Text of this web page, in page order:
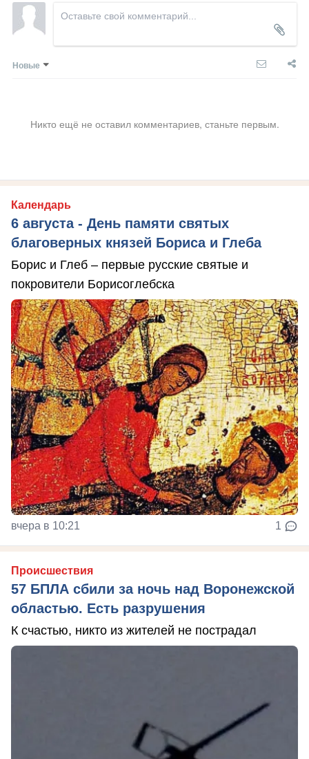
Новые
Никто ещё не оставил комментариев, станьте первым.
Календарь
6 августа - День памяти святых
благоверных князей Бориса и Глеба
Борис и Глеб – первые русские святые и
покровители Борисоглебска
вчера в 10:21 1
Происшествия
57 БПЛА сбили за ночь над Воронежской
областью. Есть разрушения
К счастью, никто из жителей не пострадал